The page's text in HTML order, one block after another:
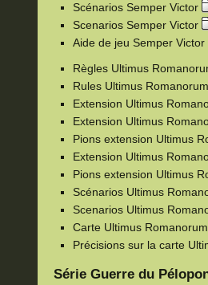
Scénarios Semper Victor
Scenarios Semper Victor
Aide de jeu Semper Victor
Règles Ultimus
Rules Ultimus
Extension Ultimus
Extension Ultimus
Pions extension Ultimus
Extension Ultimus
Pions extension Ultimus
Scénarios Ultimus
Scenarios Ultimus
Carte Ultimus
Précisions sur la carte
Série Guerre du